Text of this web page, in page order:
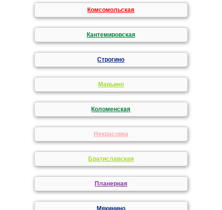
Комсомольская
Кантемировская
Строгино
Марьино
Коломенская
Некрасовка
Братиславская
Планерная
Мякинино